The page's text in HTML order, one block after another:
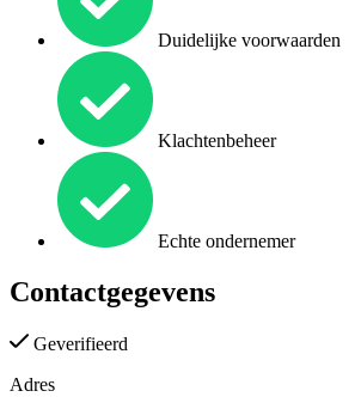
Duidelijke voorwaarden
Klachtenbeheer
Echte ondernemer
Contactgegevens
Geverifieerd
Adres